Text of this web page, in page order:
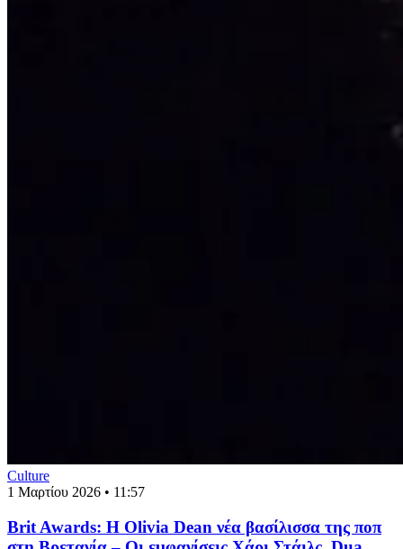
Culture
1 Μαρτίου 2026 • 11:57
Brit Awards: Η Olivia Dean νέα βασίλισσα της ποπ